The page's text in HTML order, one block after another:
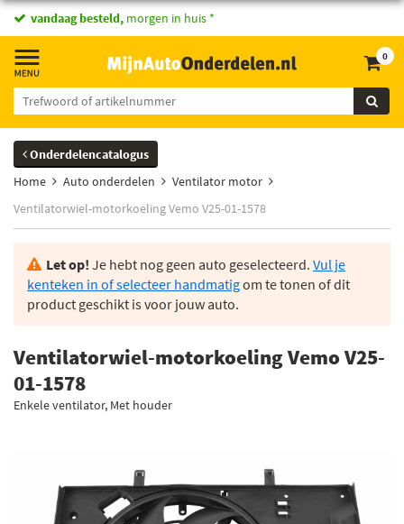
vandaag besteld, morgen in huis *
0
Onderdelencatalogus
Home
Auto onderdelen
Ventilator motor
Ventilatorwiel-motorkoeling Vemo V25-01-1578
Let op! Je hebt nog geen auto geselecteerd. Vul je
kenteken in of selecteer handmatigom te tonen of dit
product geschikt is voor jouw auto.
Ventilatorwiel-motorkoeling Vemo V25-
01-1578
Enkele ventilator, Met houder